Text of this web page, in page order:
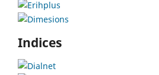
Indices